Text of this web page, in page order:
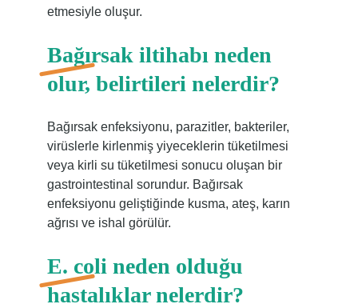
etmesiyle oluşur.
Bağırsak iltihabı neden
olur, belirtileri nelerdir?
Bağırsak enfeksiyonu, parazitler, bakteriler,
virüslerle kirlenmiş yiyeceklerin tüketilmesi
veya kirli su tüketilmesi sonucu oluşan bir
gastrointestinal sorundur. Bağırsak
enfeksiyonu geliştiğinde kusma, ateş, karın
ağrısı ve ishal görülür.
E. coli neden olduğu
hastalıklar nelerdir?